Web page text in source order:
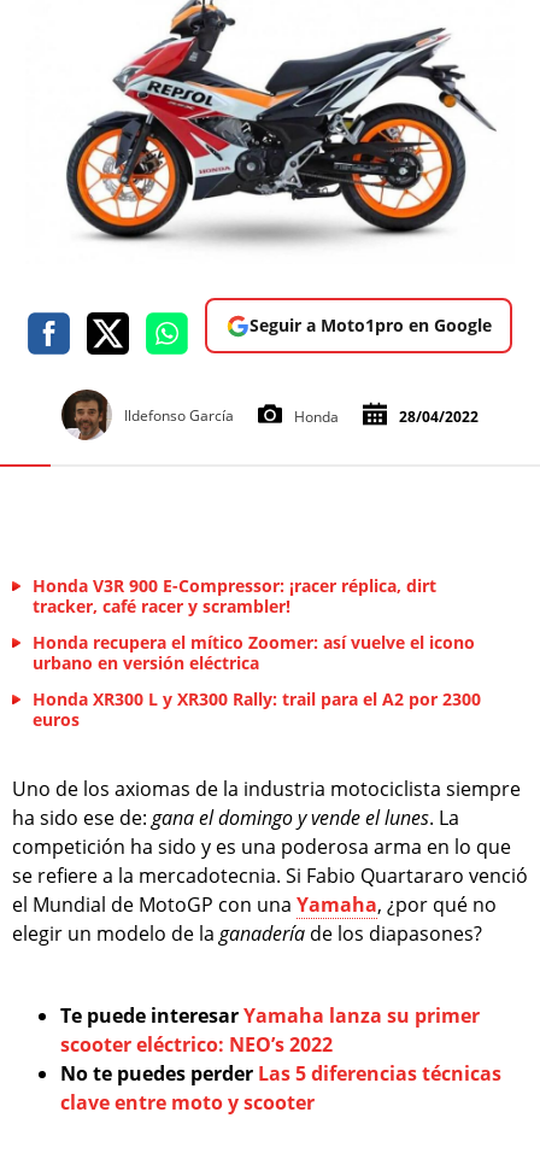
Seguir a Moto1pro en Google
Ildefonso García Honda 28/04/2022
Honda V3R 900 E-Compressor: ¡racer réplica, dirt
tracker, café racer y scrambler!
Honda recupera el mítico Zoomer: así vuelve el icono
urbano en versión eléctrica
Honda XR300 L y XR300 Rally: trail para el A2 por 2300
euros
Uno de los axiomas de la industria motociclista siempre
ha sido ese de:gana el domingo y vende el lunes. La
competición ha sido y es una poderosa arma en lo que
se refiere a la mercadotecnia. Si Fabio Quartararo venció
el Mundial de MotoGP con una Yamaha, ¿por qué no
elegir un modelo de laganadería de los diapasones?
Te puede interesarYamaha lanza su primer
scooter eléctrico: NEO’s 2022
No te puedes perder Las 5 diferencias técnicas
clave entre moto y scooter